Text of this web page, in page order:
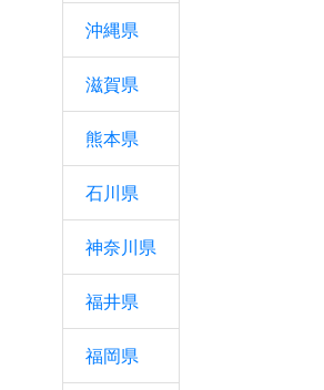
沖縄県
滋賀県
熊本県
石川県
神奈川県
福井県
福岡県